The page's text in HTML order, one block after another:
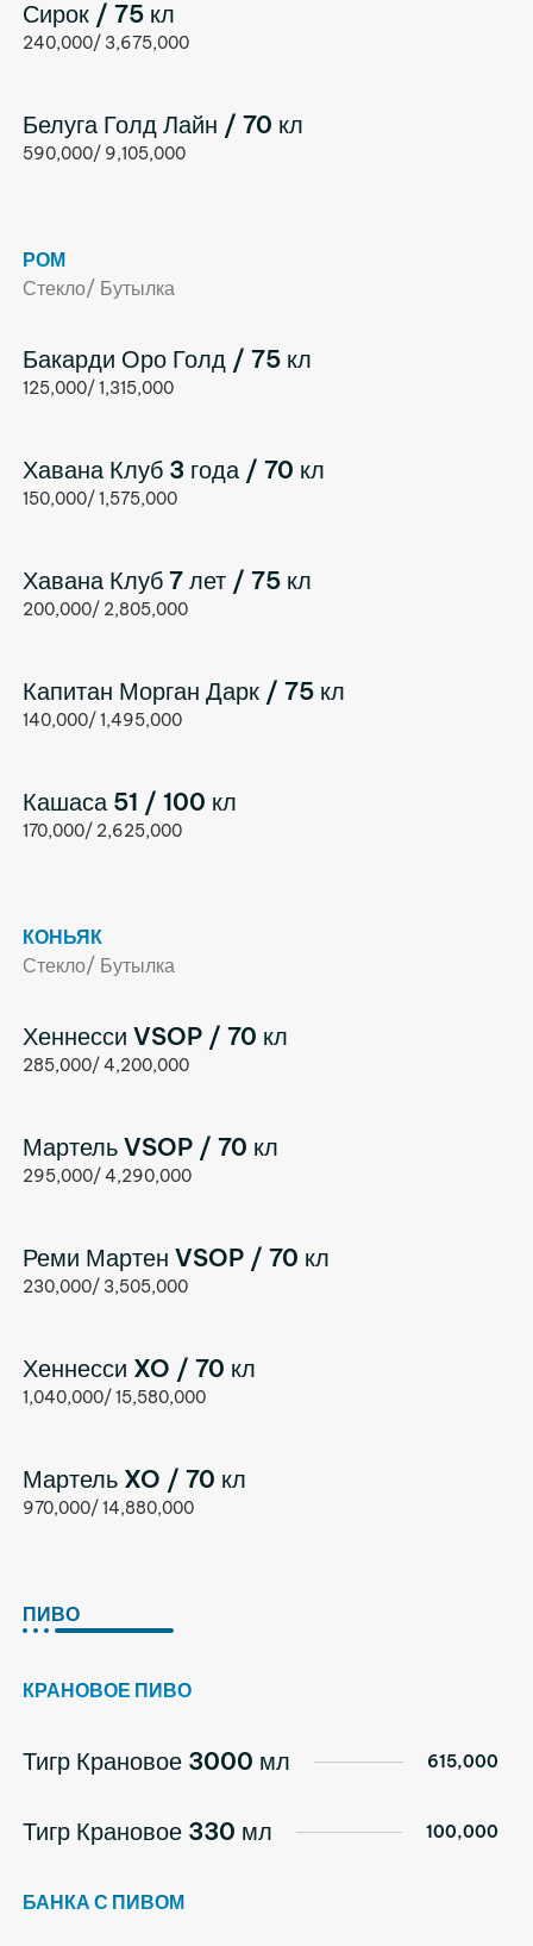
Сирок / 75 кл
240,000/ 3,675,000
Белуга Голд Лайн / 70 кл
590,000/ 9,105,000
РОМ
Стекло/ Бутылка
Бакарди Оро Голд / 75 кл
125,000/ 1,315,000
Хавана Клуб 3 года / 70 кл
150,000/ 1,575,000
Хавана Клуб 7 лет / 75 кл
200,000/ 2,805,000
Капитан Морган Дарк / 75 кл
140,000/ 1,495,000
Кашаса 51 / 100 кл
170,000/ 2,625,000
КОНЬЯК
Стекло/ Бутылка
Хеннесси VSOP / 70 кл
285,000/ 4,200,000
Мартель VSOP / 70 кл
295,000/ 4,290,000
Реми Мартен VSOP / 70 кл
230,000/ 3,505,000
Хеннесси XO / 70 кл
1,040,000/ 15,580,000
Мартель XO / 70 кл
970,000/ 14,880,000
ПИВО
КРАНОВОЕ ПИВО
Тигр Крановое 3000 мл 615,000
Тигр Крановое 330 мл 100,000
БАНКА С ПИВОМ